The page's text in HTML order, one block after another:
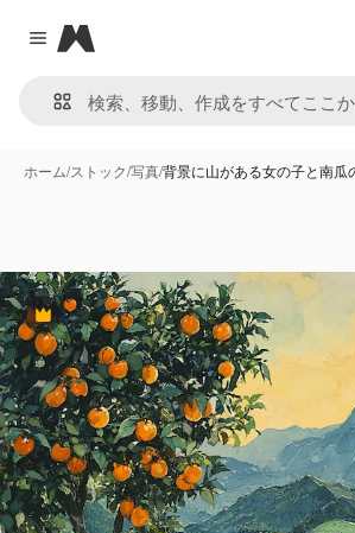
Close menu
Magnific
ホーム/ストック/写真/背景に山がある女の子と南瓜
Premium